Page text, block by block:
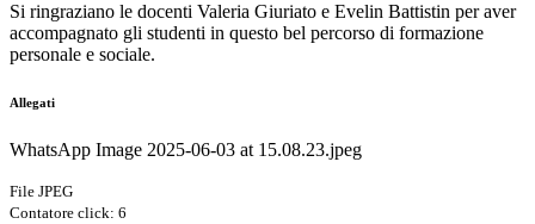
Si ringraziano le docenti Valeria Giuriato e Evelin Battistin per aver
accompagnato gli studenti in questo bel percorso di formazione
personale e sociale.
Allegati
WhatsApp Image 2025-06-03 at 15.08.23.jpeg
File JPEG
Contatore click: 6